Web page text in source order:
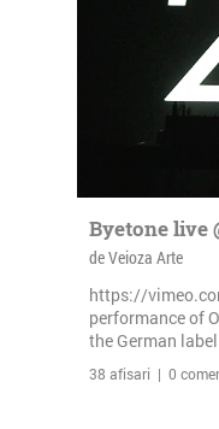
Byetone live
de Veioza Arte
https://
performance of
the German
38 afisari | 0